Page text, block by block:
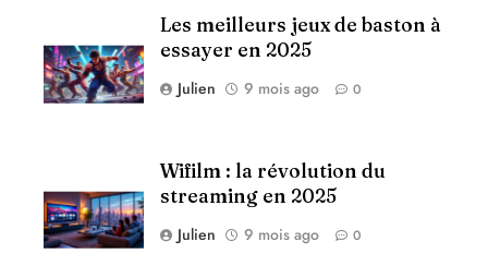
Les meilleurs jeux de baston à
essayer en 2025
Julien 9 mois ago 0
Wifilm : la révolution du
streaming en 2025
Julien 9 mois ago 0